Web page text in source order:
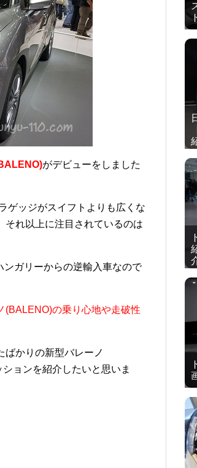
がデビューをしました
ゲッジがスイフトよりも広くな
それ以上に注目されているのは
ガリーからの逆輸入車なので
(BALENO)の乗り心地や走破性
ばかりの新型バレーノ
ョンを紹介したいと思いま